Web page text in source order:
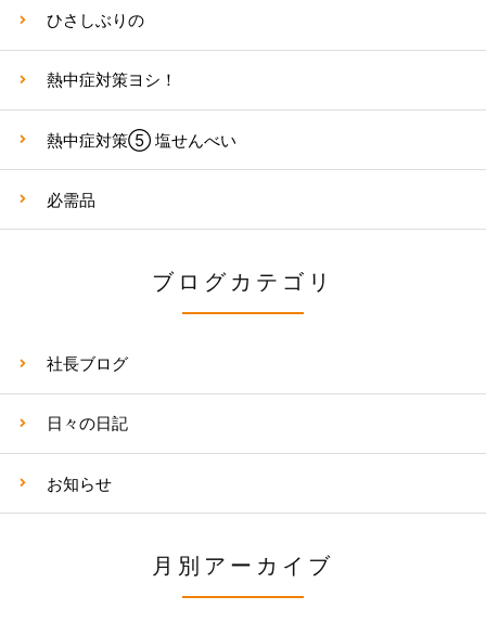
ひさしぶりの
熱中症対策ヨシ！
熱中症対策⑤ 塩せんべい
必需品
ブログカテゴリ
社長ブログ
日々の日記
お知らせ
月別アーカイブ